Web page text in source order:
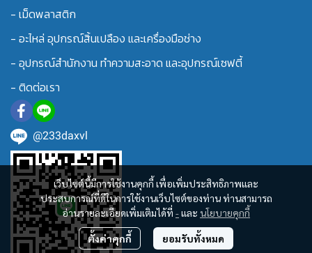
เว็บไซต์นี้มีการใช้งานคุกกี้ เพื่อเพิ่มประสิทธิภาพและ
ประสบการณ์ที่ดีในการใช้งานเว็บไซต์ของท่าน ท่านสามารถ
อ่านรายละเอียดเพิ่มเติมได้ที่ -และ นโยบายคุกกี้
ตั้งค่าคุกกี้ ยอมรับทั้งหมด
- เม็ดพลาสติก
- อะไหล่ อุปกรณ์สิ้นเปลือง และเครื่องมือช่าง
- อุปกรณ์สำนักงาน ทำความสะอาด และอุปกรณ์เซฟตี้
- ติดต่อเรา
@233daxvl